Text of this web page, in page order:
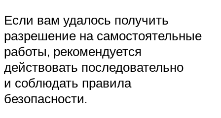
Если вам удалось получить
разрешение на самостоятельные
работы, рекомендуется
действовать последовательно
и соблюдать правила
безопасности.